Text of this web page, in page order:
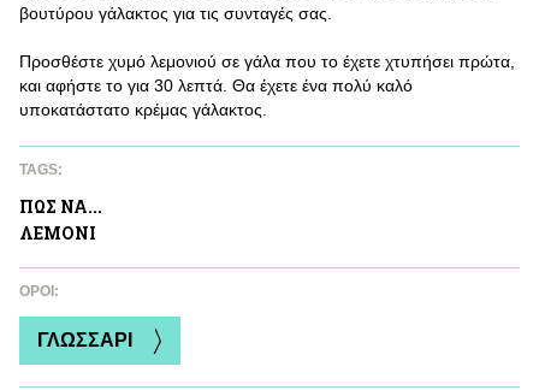
βουτύρου γάλακτος για τις συνταγές σας.
Προσθέστε χυμό λεμονιού σε γάλα που το έχετε χτυπήσει πρώτα,
και αφήστε το για 30 λεπτά. Θα έχετε ένα πολύ καλό
υποκατάστατο κρέμας γάλακτος.
TAGS:
ΠΩΣ ΝΑ...
ΛΕΜΟΝΙ
ΌΡΟΙ:
ΓΛΩΣΣΑΡΙ